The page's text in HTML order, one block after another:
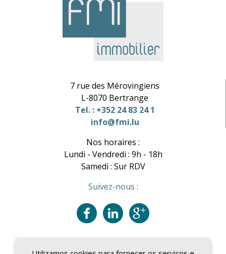
7 rue des Mérovingiens
L-8070 Bertrange
Tel. : +352 24 83 24 1
info@fmi.lu
Nos horaires :
Lundi - Vendredi : 9h - 18h
Samedi : Sur RDV
Suivez-nous :